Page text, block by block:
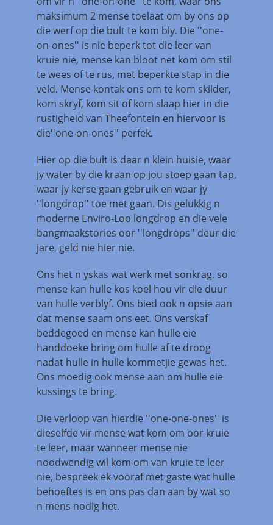
maksimum 2 mense toelaat om by ons op
die werf op die bult te kom bly. Die ''one-
on-ones'' is nie beperk tot die leer van
kruie nie, mense kan bloot net kom om stil
te wees of te rus, met beperkte stap in die
veld. Mense kontak ons om te kom skilder,
kom skryf, kom sit of kom slaap hier in die
rustigheid van Theefontein en hiervoor is
die''one-on-ones'' perfek.
Hier op die bult is daar n klein huisie, waar
jy water by die kraan op jou stoep gaan tap,
waar jy kerse gaan gebruik en waar jy
''longdrop'' toe met gaan. Dis gelukkig n
moderne Enviro-Loo longdrop en die vele
bangmaakstories oor ''longdrops'' deur die
jare, geld nie hier nie.
Ons het n yskas wat werk met sonkrag, so
mense kan hulle kos koel hou vir die duur
van hulle verblyf. Ons bied ook n opsie aan
dat mense saam ons eet. Ons verskaf
beddegoed en mense kan hulle eie
handdoeke bring om hulle af te droog
nadat hulle in hulle kommetjie gewas het.
Ons moedig ook mense aan om hulle eie
kussings te bring.
Die verloop van hierdie ''one-one-ones'' is
dieselfde vir mense wat kom om oor kruie
te leer, maar wanneer mense nie
noodwendig wil kom om van kruie te leer
nie, bespreek ek vooraf met gaste wat hulle
behoeftes is en ons pas dan aan by wat so
n mens nodig het.